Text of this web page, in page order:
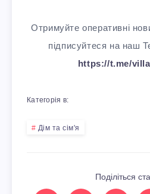
Отримуйте оперативні
підписуйтеся на наш
https://t.me/
Категорія в:
Дім та сім'я
Поділіться